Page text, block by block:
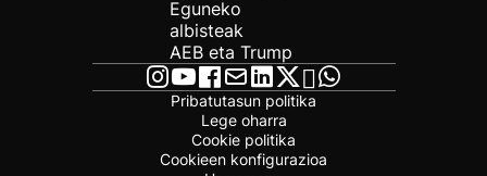
Eguneko
albisteak
AEB eta Trump
Pribatutasun politika
Lege oharra
Cookie politika
Cookieen konfigurazioa